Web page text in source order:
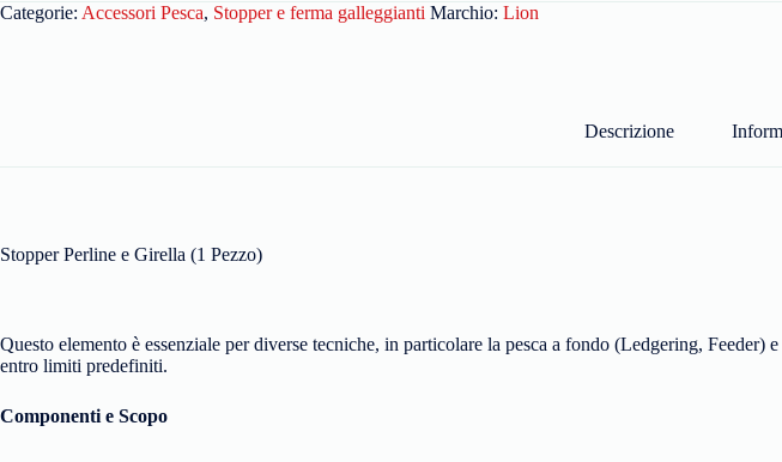
Categorie: Accessori Pesca, Stopper e ferma galleggianti Marchio: Lion
Descrizione
Stopper Perline e Girella (1 Pezzo)
Questo elemento è essenziale per diverse tecniche, in particolare la pesca a fondo (Ledgering,
entro limiti predefiniti.
Componenti e Scopo